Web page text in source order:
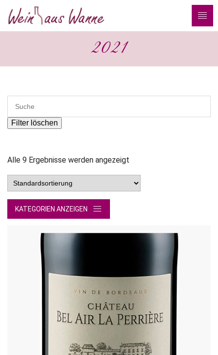
2021
Filter löschen
Alle 9 Ergebnisse werden angezeigt
KATEGORIEN ANZEIGEN